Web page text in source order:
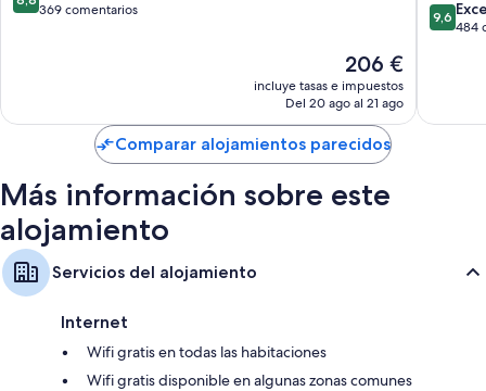
sobre369 comentarios
El
precio
actual
de
206 €
206 €
incluye tasas e impuestos
Del 20 ago al 21 ago
9.6
sobre
9,6
484
Comparar alojamientos parecidos
Más información sobre este
alojamiento
Servicios del alojamiento
Internet
Wifi gratis en todas las habitaciones
Wifi gratis disponible en algunas zonas comunes